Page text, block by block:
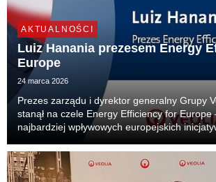
AKTUALNOŚCI
Luiz Hanania prezesem Energy
Europe
24 marca 2026
Prezes zarządu i dyrektor generalny Grupy
stanął na czele Energy Efficiency for Europe
najbardziej wpływowych europejskich
menedżer z Polski obejmuje funkcję lidera...